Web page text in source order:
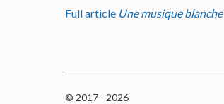
Full article Une musique blanche
© 2017 - 2026